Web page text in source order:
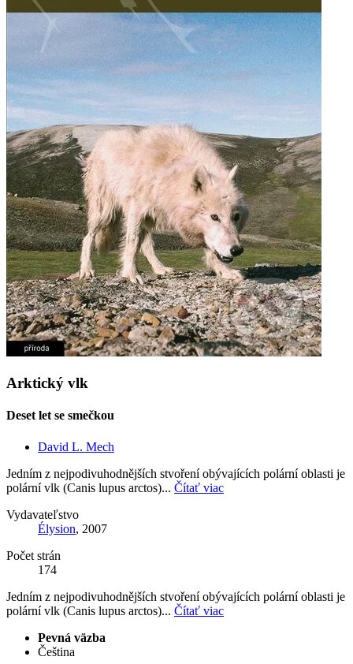
Arktický vlk
Deset let se smečkou
David L. Mech
Jedním z nejpodivuhodnějších stvoření obývajících polární oblasti je
polární vlk (Canis lupus arctos)... Čítať viac
Vydavateľstvo
Élysion, 2007
Počet strán
174
Jedním z nejpodivuhodnějších stvoření obývajících polární oblasti je
polární vlk (Canis lupus arctos)... Čítať viac
Pevná väzba
Čeština